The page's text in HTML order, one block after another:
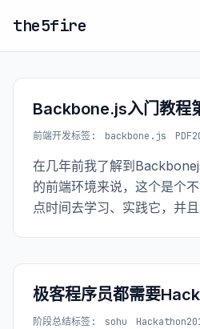
the5fire
Backbone.js入门教程
前端开发标签: backbone.js PDF
在几年前我了解到
的前端环境来说，这个是个
点时间去学习、实践它，并且
极客程序员都需要
阶段总结标签: sohu Hackathon